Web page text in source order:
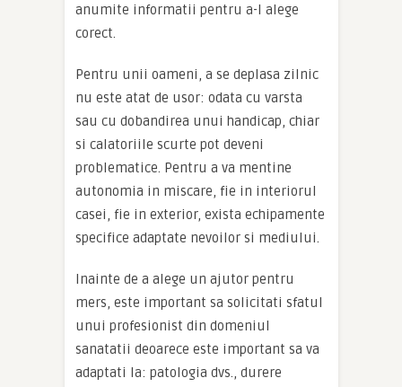
anumite informatii pentru a-l alege
corect.
Pentru unii oameni, a se deplasa zilnic
nu este atat de usor: odata cu varsta
sau cu dobandirea unui handicap, chiar
si calatoriile scurte pot deveni
problematice. Pentru a va mentine
autonomia in miscare, fie in interiorul
casei, fie in exterior, exista echipamente
specifice adaptate nevoilor si mediului.
Inainte de a alege un ajutor pentru
mers, este important sa solicitati sfatul
unui profesionist din domeniul
sanatatii deoarece este important sa va
adaptati la: patologia dvs., durere